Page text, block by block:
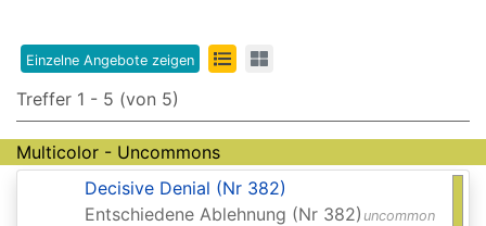
8th
Edition
9th
Edition
Adventures
Einzelne Angebote zeigen
Treffer 1 - 5 (von 5)
Multicolor - Uncommons
uncommon
Decisive Denial (Nr 382)
Entschiedene Ablehnung (Nr 382)